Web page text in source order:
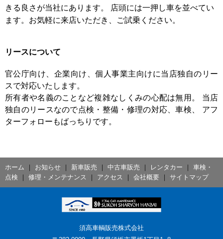
きる良さが当社にあります。 店頭には一押し車を並べてい
ます。お気軽に来店いただき、ご試乗ください。
リースについて
官公庁向け、企業向け、個人事業主向けに当店独自のリー
スで対応いたします。
所有者や名義のことなど複雑なしくみの心配は無用。 当店
独自のリースなので点検・整備・修理の対応、車検、 アフ
ターフォローもばっちりです。
ホーム お知らせ 新車販売 中古車販売 レンタカー
車検・
点検
修理・メンテナンス アクセス 会社概要 サイトマップ
須高車輌販売株式会社